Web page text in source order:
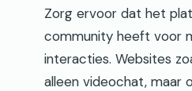
Zorg ervoor dat het
community heeft voor
interacties. Websites
alleen videochat, maar